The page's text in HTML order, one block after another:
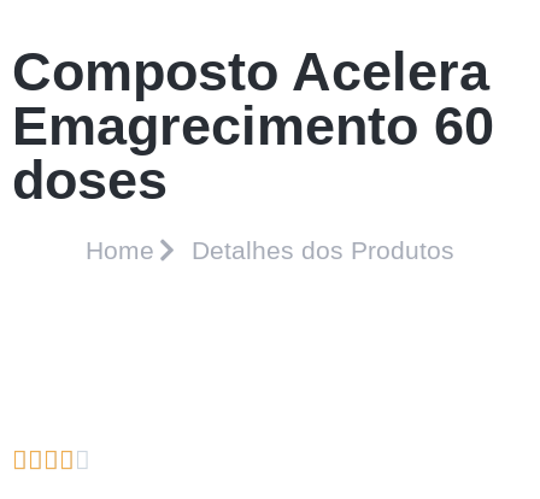
Composto Acelera
Emagrecimento 60
doses
Home Detalhes dos Produtos
